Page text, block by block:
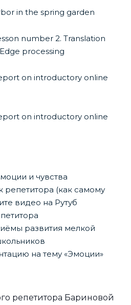
in the spring garden
number 2. Translation
processing
on introductory online
on introductory online
и чувства
(как самому
видео на Рутуб
развития мелкой
на тему «Эмоции»
репетитора Бариновой